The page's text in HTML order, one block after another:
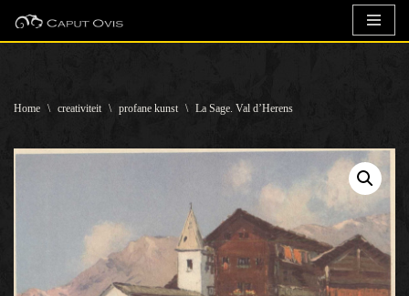
inhoud
Home \ creativiteit \ profane kunst \ La Sage. Val d’Herens